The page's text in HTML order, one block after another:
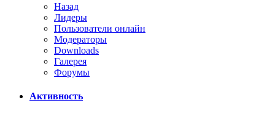
Назад
Лидеры
Пользователи онлайн
Модераторы
Downloads
Галерея
Форумы
Активность